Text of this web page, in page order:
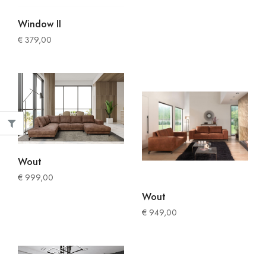
Window II
€ 379,00
Wout
€ 999,00
Wout
€ 949,00